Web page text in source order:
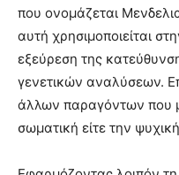
που ονομάζεται
αυτή χρησιμοποιείται
εξεύρεση της
γενετικών αναλύσεων.
άλλων παραγόντων που
σωματική είτε την